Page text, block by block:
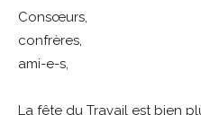
Consœurs,
confrères,
ami-e-s,
La fête du Travail est bien